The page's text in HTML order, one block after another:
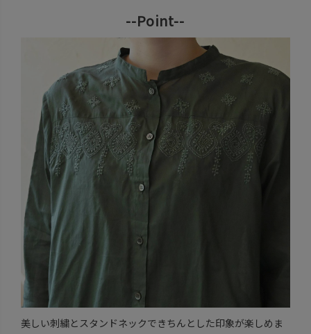
--Point--
美しい刺繍とスタンドネックできちんとした印象が楽しめま